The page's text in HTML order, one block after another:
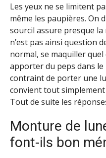
Les yeux ne se limitent
même les paupières. On
sourcil assure presque
n’est pas ainsi question
normal, se maquiller
apporter du peps dans
contraint de porter une
convient tout
Tout de suite les
Monture de
font-ils bon